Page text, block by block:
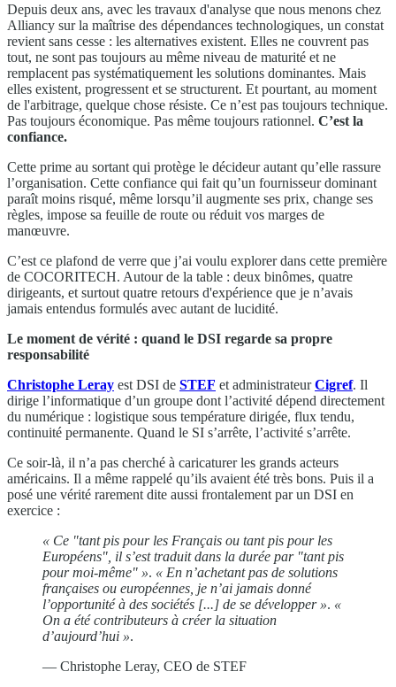
Depuis deux ans, avec les travaux d'analyse que nous menons chez
Alliancy sur la maîtrise des dépendances technologiques, un constat
revient sans cesse : les alternatives existent. Elles ne couvrent pas
tout, ne sont pas toujours au même niveau de maturité et ne
remplacent pas systématiquement les solutions dominantes. Mais
elles existent, progressent et se structurent. Et pourtant, au moment
de l'arbitrage, quelque chose résiste. Ce n’est pas toujours technique.
Pas toujours économique. Pas même toujours rationnel. C’est la
confiance.
Cette prime au sortant qui protège le décideur autant qu’elle rassure
l’organisation. Cette confiance qui fait qu’un fournisseur dominant
paraît moins risqué, même lorsqu’il augmente ses prix, change ses
règles, impose sa feuille de route ou réduit vos marges de
manœuvre.
C’est ce plafond de verre que j’ai voulu explorer dans cette première
de COCORITECH. Autour de la table : deux binômes, quatre
dirigeants, et surtout quatre retours d'expérience que je n’avais
jamais entendus formulés avec autant de lucidité.
Le moment de vérité : quand le DSI regarde sa propre
responsabilité
Christophe Leray est DSI de STEF et administrateurCigref. Il
dirige l’informatique d’un groupe dont l’activité dépend directement
du numérique : logistique sous température dirigée, flux tendu,
continuité permanente. Quand le SI s’arrête, l’activité s’arrête.
Ce soir-là, il n’a pas cherché à caricaturer les grands acteurs
américains. Il a même rappelé qu’ils avaient été très bons. Puis il a
posé une vérité rarement dite aussi frontalement par un DSI en
exercice :
« Ce "tant pis pour les Français ou tant pis pour les
Européens", il s’est traduit dans la durée par "tant pis
pour moi-même" ». « En n’achetant pas de solutions
françaises ou européennes, je n’ai jamais donné
l’opportunité à des sociétés [...] de se développer ». «
On a été contributeurs à créer la situation
d’aujourd’hui ».
— Christophe Leray, CEO de STEF